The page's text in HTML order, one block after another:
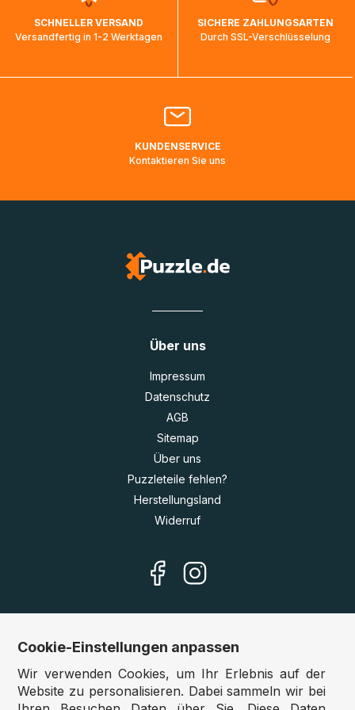
ankommen und von der dortigen Zustellorganisation weiter
bearbeitet werden.
Bitte kontaktieren Sie denKundenservicefalls Ihr Paket
Lieferadressen in Deutschland oder Europa mehrere Tage
SCHNELLER VERSAND
Versandfertig in 1-2 Werktagen
SICHERE ZAHLUNGSARTEN
Durch SSL-Verschlüsselung
KUNDENSERVICE
Kontaktieren Sie uns
Über uns
Impressum
Datenschutz
AGB
Sitemap
Über uns
Puzzleteile fehlen?
Herstellungsland
Widerruf
Unsere Shops
Deutschland:www.puzzle.de
Cookie-Einstellungen anpassen
Wir verwenden Cookies, um Ihr Erlebnis auf der
Website zu personalisieren. Dabei sammeln wir bei